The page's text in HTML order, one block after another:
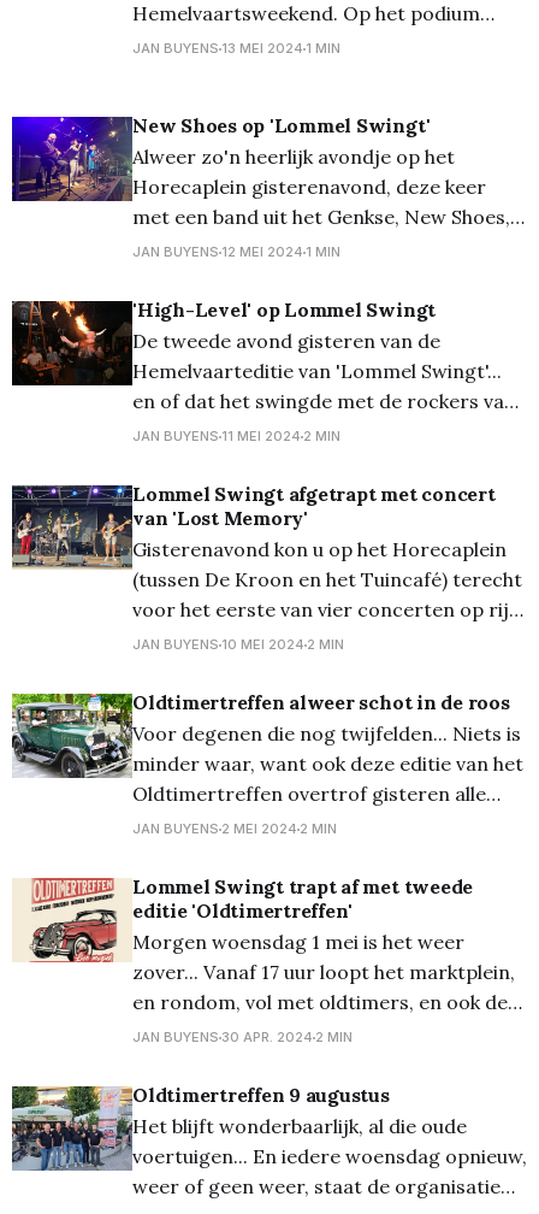
Hemelvaartsweekend. Op het podium
stond Sunhill. En voor wie ze gemist
JAN BUYENS 13 MEI 2024 1 MIN
New Shoes op 'Lommel Swingt'
Alweer zo'n heerlijk avondje op het
Horecaplein gisterenavond, deze keer
met een band uit het Genkse, New Shoes,
met bijzonder veel country-invloeden.
JAN BUYENS 12 MEI 2024 1 MIN
'High-Level' op Lommel Swingt
De tweede avond gisteren van de
Hemelvaarteditie van 'Lommel Swingt'...
en of dat het swingde met de rockers van
High Level... Het werd een top avond met
lommelse daken speelden en meermaals
de naam van Geert Bosmans scandeerden
om
JAN BUYENS 11 MEI 2024 2 MIN
Lommel Swingt afgetrapt met concert
van 'Lost Memory'
Gisterenavond kon u op het Horecaplein
(tussen De Kroon en het Tuincafé) terecht
voor het eerste van vier concerten op rij
dit Hemelvaartsweekend. Het weer was
zou mogen zijn, maar toch kwam er heel
wat volk opdagen. Met de stijgende
temperaturen zal de
JAN BUYENS 10 MEI 2024 2 MIN
Oldtimertreffen alweer schot in de roos
Voor degenen die nog twijfelden... Niets is
minder waar, want ook deze editie van het
Oldtimertreffen overtrof gisteren alle
verwachtingen. Uiteraard hielp het
De organisatie zat weer perfect in elkaar,
er waren wagens van allerlei pluimage en
er was een gezellige muzikale omlijsting.
JAN BUYENS 2 MEI 2024 2 MIN
Lommel Swingt trapt af met tweede
editie 'Oldtimertreffen'
Morgen woensdag 1 mei is het weer
zover... Vanaf 17 uur loopt het marktplein,
en rondom, vol met oldtimers, en ook de
randanimatie waaronder live-muziek is er
dat dit gebeuren na enkele woensdagen
wel een stille dood zou sterven, die kwam
bedrogen uit,
JAN BUYENS 30 APR. 2024 2 MIN
Oldtimertreffen 9 augustus
Het blijft wonderbaarlijk, al die oude
voertuigen... En iedere woensdag opnieuw,
weer of geen weer, staat de organisatie